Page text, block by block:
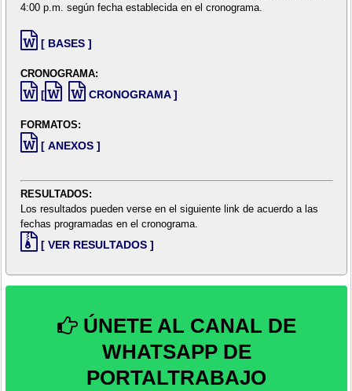
4:00 p.m. según fecha establecida en el cronograma.
[ BASES ]
CRONOGRAMA:
[ CRONOGRAMA ]
FORMATOS:
[ ANEXOS ]
RESULTADOS:
Los resultados pueden verse en el siguiente link de acuerdo a las
fechas programadas en el cronograma.
[ VER RESULTADOS ]
ÚNETE AL CANAL DE
WHATSAPP DE
PORTALTRABAJO